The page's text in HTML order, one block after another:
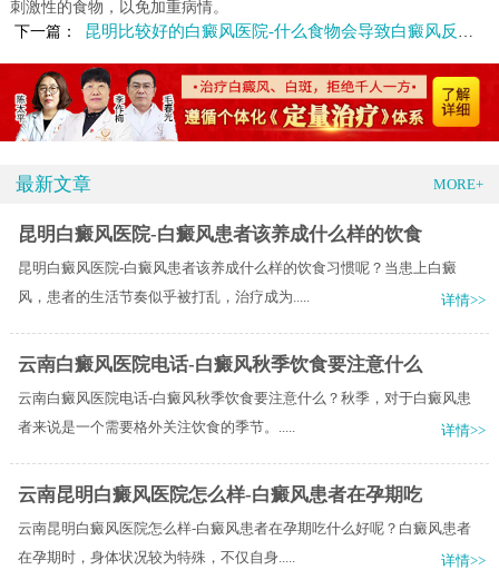
刺激性的食物，以免加重病情。
下一篇：
昆明比较好的白癜风医院-什么食物会导致白癜风反复发作
最新文章 MORE+
昆明白癜风医院-白癜风患者该养成什么样的饮食
昆明白癜风医院-白癜风患者该养成什么样的饮食习惯呢？当患上白癜
风，患者的生活节奏似乎被打乱，治疗成为.....
详情>>
云南白癜风医院电话-白癜风秋季饮食要注意什么
云南白癜风医院电话-白癜风秋季饮食要注意什么？秋季，对于白癜风患
者来说是一个需要格外关注饮食的季节。.....
详情>>
云南昆明白癜风医院怎么样-白癜风患者在孕期吃
云南昆明白癜风医院怎么样-白癜风患者在孕期吃什么好呢？白癜风患者
在孕期时，身体状况较为特殊，不仅自身.....
详情>>